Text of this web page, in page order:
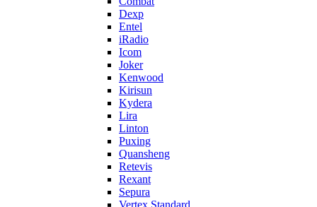
Dexp
Entel
iRadio
Icom
Joker
Kenwood
Kirisun
Kydera
Lira
Linton
Puxing
Quansheng
Retevis
Rexant
Sepura
Vertex Standard